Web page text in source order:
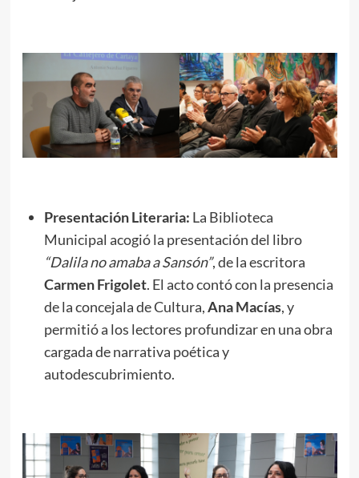
Presentación Literaria: La Biblioteca
Municipal acogió la presentación del libro
“Dalila no amaba a Sansón”, de la escritora
Carmen Frigolet. El acto contó con la presencia
de la concejala de Cultura,Ana Macías, y
permitió a los lectores profundizar en una obra
cargada de narrativa poética y
autodescubrimiento.